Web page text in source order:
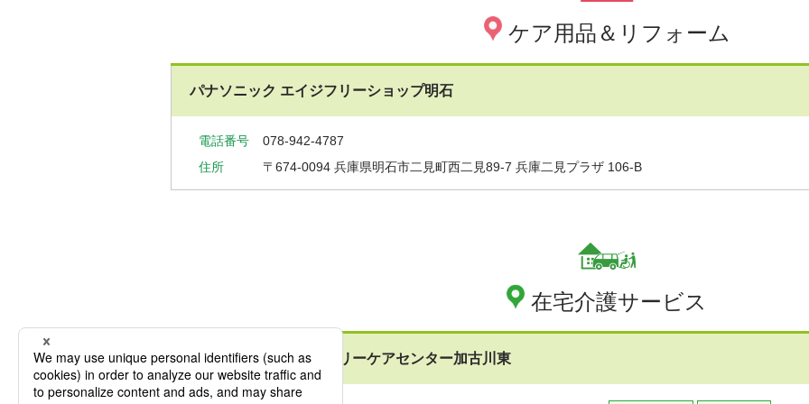
ケア用品＆リフォーム
パナソニック エイジフリーショップ明石
電話番号
078-942-4787
住所
〒674-0094 兵庫県明石市二見町西二見89-7 兵庫二見プラザ 106-B
在宅介護サービス
パナソニック エイジフリーケアセンター加古川東